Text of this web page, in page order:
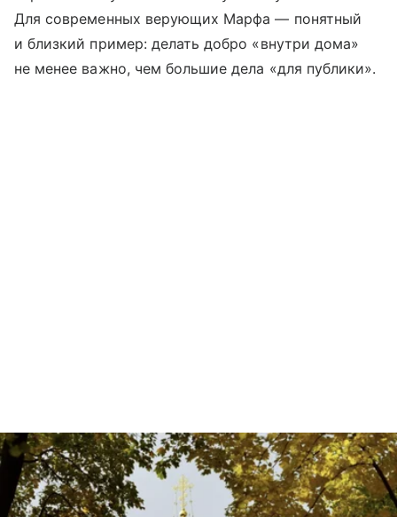
Для современных верующих Марфа — понятный
и близкий пример: делать добро «внутри дома»
не менее важно, чем большие дела «для публики».